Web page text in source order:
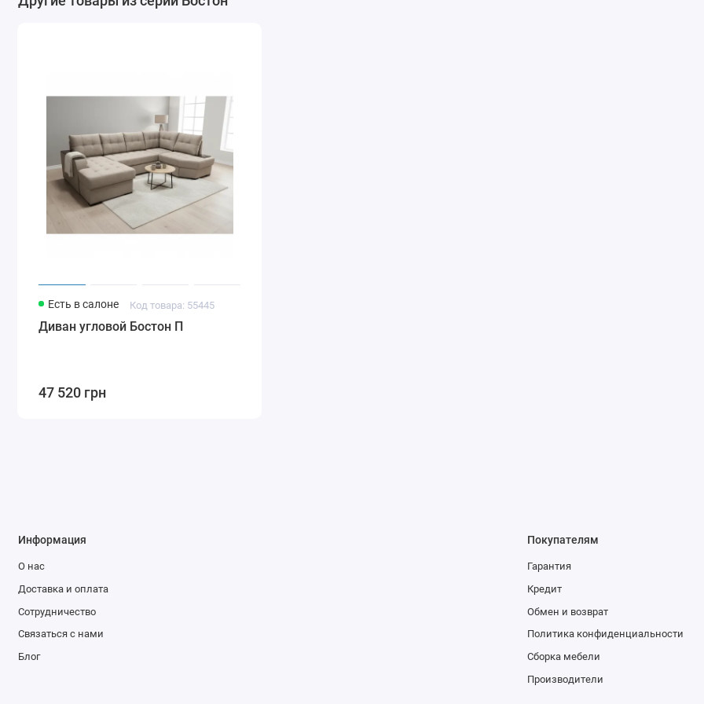
Есть в салоне Код товара: 55445
Диван угловой Бостон П
47 520 грн
Информация
О нас
Доставка и оплата
Сотрудничество
Связаться с нами
Блог
Покупателям
Гарантия
Кредит
Обмен и возврат
Политика конфиденциальности
Сборка мебели
Производители